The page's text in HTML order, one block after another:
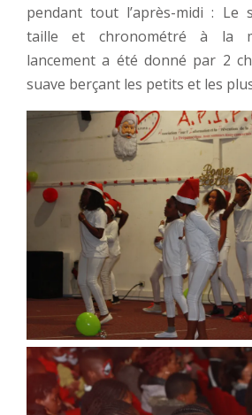
pendant tout l’après-midi : Le
taille et chronométré à la
lancement a été donné par 2
suave berçant les petits et les